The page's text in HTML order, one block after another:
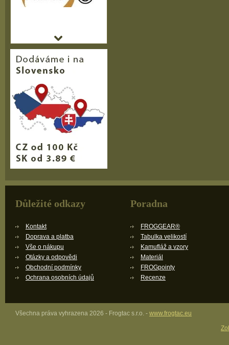
Důležité odkazy
Kontakt
Doprava a platba
Vše o nákupu
Otázky a odpovědi
Obchodní podmínky
Ochrana osobních údajů
Poradna
FROGGEAR®
Tabulka velikostí
Kamufláž a vzory
Materiál
FROGpointy
Recenze
Všechna práva vyhrazena 2026 - Frogtac s.r.o. - www.frogtac.eu